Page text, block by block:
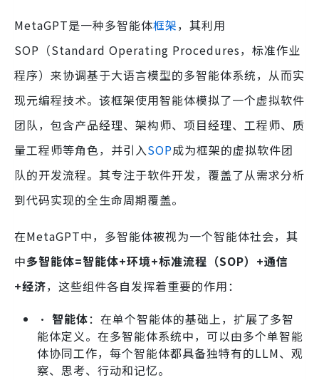
MetaGPT是一种多智能体框架，其利用
SOP（Standard Operating Procedures，标准作业
程序）来协调基于大语言模型的多智能体系统，从而实
现元编程技术。该框架使用智能体模拟了一个虚拟软件
团队，包含产品经理、架构师、项目经理、工程师、质
量工程师等角色，并引入SOP成为框架的虚拟软件团
队的开发流程。其专注于软件开发，覆盖了从需求分析
到代码实现的全生命周期覆盖。
在MetaGPT中，多智能体被视为一个智能体社会，其
中多智能体=智能体+环境+标准流程（SOP）+通信
+经济，这些组件各自发挥着重要的作用：
• 智能体：在单个智能体的基础上，扩展了多智
能体定义。在多智能体系统中，可以由多个单智能
体协同工作，每个智能体都具备独特有的LLM、观
察、思考、行动和记忆。